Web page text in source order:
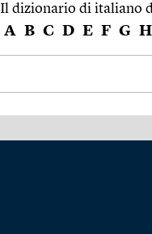
Il dizionario di italiano
A B C D E F G H